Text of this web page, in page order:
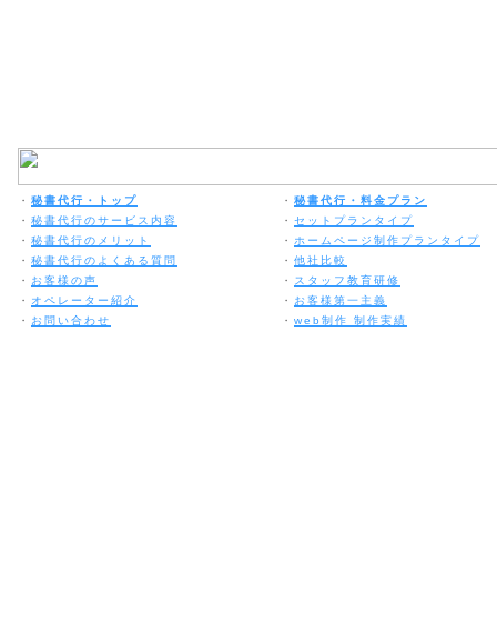
・ 秘書代行・トップ
・ 秘書代行のサービス内容
・ 秘書代行のメリット
・ 秘書代行のよくある質問
・ お客様の声
・ オペレーター紹介
・ お問い合わせ
・ 秘書代行・料金プラン
・ セットプランタイプ
・ ホームページ制作プランタイプ
・ 他社比較
・ スタッフ教育研修
・ お客様第一主義
・ web制作 制作実績